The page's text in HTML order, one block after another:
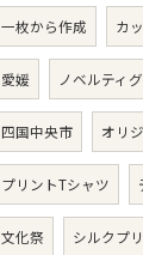
一枚から作成 カ
愛媛 ノベルティ
四国中央市 オリ
プリントTシャツ
文化祭 シルクプ